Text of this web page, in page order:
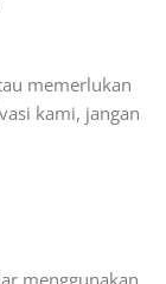
memerlukan
kami, jangan
menggunakan